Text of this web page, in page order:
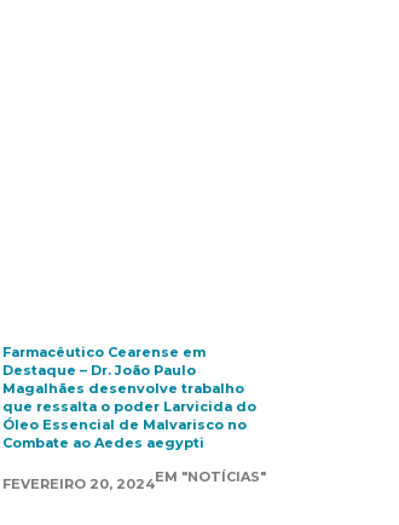
Farmacêutico Cearense em
Destaque – Dr. João Paulo
Magalhães desenvolve trabalho
que ressalta o poder Larvicida do
Óleo Essencial de Malvarisco no
Combate ao Aedes aegypti
FEVEREIRO 20, 2024EM "NOTÍCIAS"